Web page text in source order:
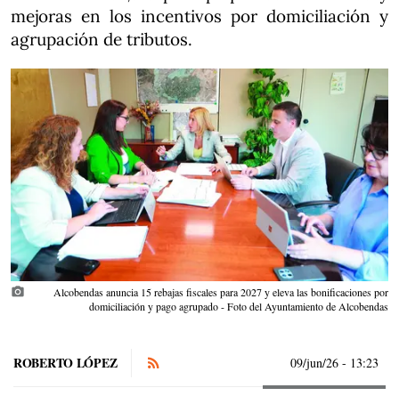
mejoras en los incentivos por domiciliación y
agrupación de tributos.
photo_camera
Alcobendas anuncia 15 rebajas fiscales para 2027 y eleva las bonificaciones por
domiciliación y pago agrupado - Foto del Ayuntamiento de Alcobendas
ROBERTO LÓPEZ 09/jun/26 - 13:23